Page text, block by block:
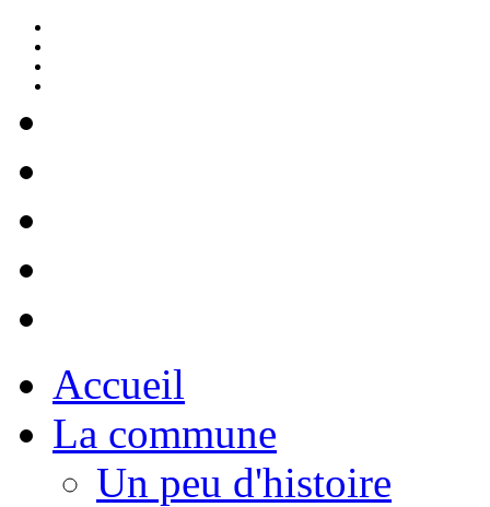
Accueil
La commune
Un peu d'histoire